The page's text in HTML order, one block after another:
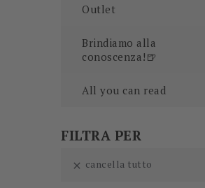
Outlet
Brindiamo alla
conoscenza!🍺
All you can read
FILTRA PER
 cancella tutto